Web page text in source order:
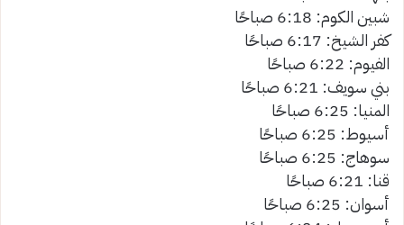
شبين الكوم: 6:18 صباحًا
كفر الشيخ: 6:17 صباحًا
الفيوم: 6:22 صباحًا
بني سويف: 6:21 صباحًا
المنيا: 6:25 صباحًا
أسيوط: 6:25 صباحًا
سوهاج: 6:25 صباحًا
قنا: 6:21 صباحًا
أسوان: 6:25 صباحًا